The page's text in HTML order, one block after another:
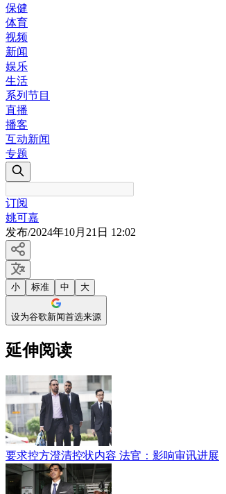
保健
体育
视频
新闻
娱乐
生活
系列节目
直播
播客
互动新闻
专题
订阅
姚可嘉
发布/2024年10月21日 12:02
小 标准 中 大
设为谷歌新闻首选来源
延伸阅读
要求控方澄清控状内容 法官：影响审讯进展